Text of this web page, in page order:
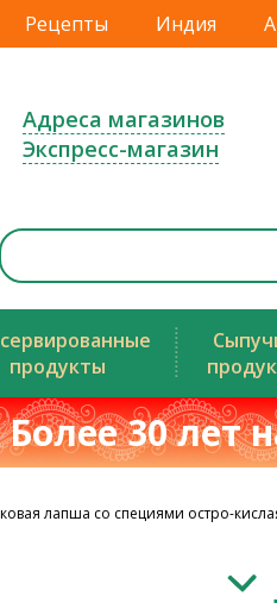
Рецепты Индия
Адреса магазинов
Экспресс-магазин
продукты
30 лет
лапша со специями остро-